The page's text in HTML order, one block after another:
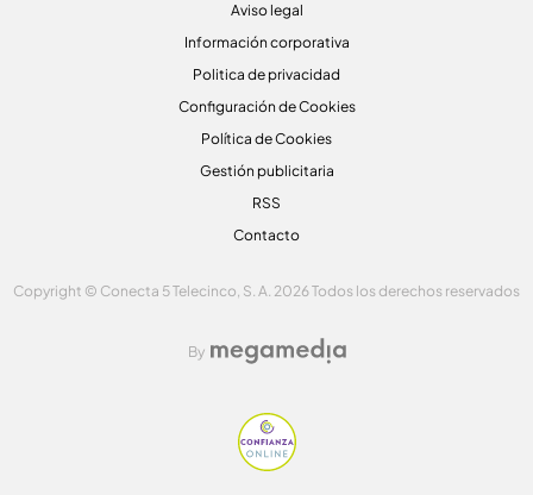
Aviso legal
Información corporativa
Politica de privacidad
Configuración de Cookies
Política de Cookies
Gestión publicitaria
RSS
Contacto
Copyright © Conecta 5 Telecinco, S. A. 2026 Todos los derechos reservados
By